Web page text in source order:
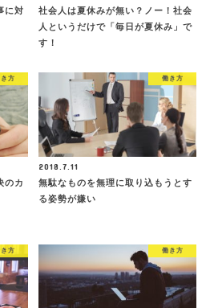
に対
社会人は夏休みが無い？ノー！社会
人というだけで「毎日が夏休み」で
す！
方
のカ
働き方
2018.7.11
無駄なものを無理に取り込もうとす
る姿勢が嫌い
方 働き方